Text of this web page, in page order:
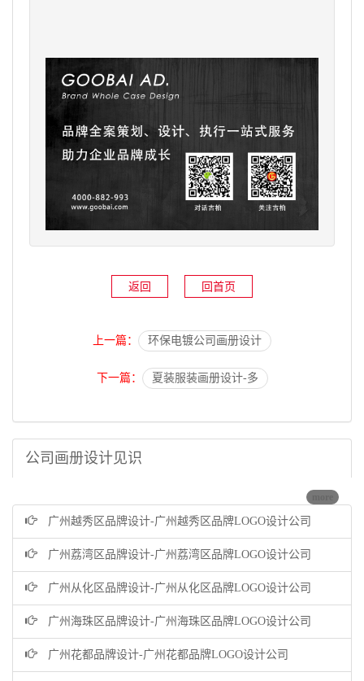
返回 回首页
上一篇： 环保电镀公司画册设计
下一篇： 夏装服装画册设计-多
公司画册设计见识
广州越秀区品牌设计-广州越秀区品牌LOGO设计公司
广州荔湾区品牌设计-广州荔湾区品牌LOGO设计公司
广州从化区品牌设计-广州从化区品牌LOGO设计公司
广州海珠区品牌设计-广州海珠区品牌LOGO设计公司
广州花都品牌设计-广州花都品牌LOGO设计公司